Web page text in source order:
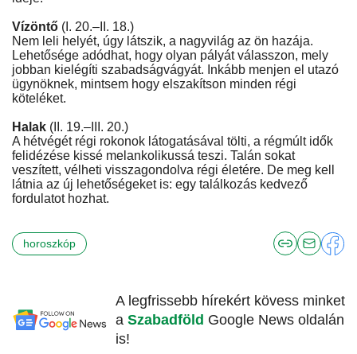
Vízöntő (I. 20.–II. 18.)
Nem leli helyét, úgy látszik, a nagyvilág az ön hazája.
Lehetősége adódhat, hogy olyan pályát válasszon, mely
jobban kielégíti szabadságvágyát. Inkább menjen el utazó
ügynöknek, mintsem hogy elszakítson minden régi
köteléket.
Halak (II. 19.–III. 20.)
A hétvégét régi rokonok látogatásával tölti, a régmúlt idők
felidézése kissé melankolikussá teszi. Talán sokat
veszített, vélheti visszagondolva régi életére. De meg kell
látnia az új lehetőségeket is: egy találkozás kedvező
fordulatot hozhat.
horoszkóp
A legfrissebb hírekért kövess minket
a Szabadföld Google News oldalán
is!